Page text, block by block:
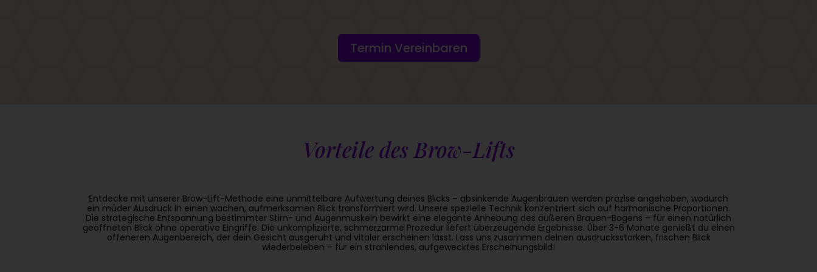
Termin Vereinbaren
Vorteile des Brow-Lifts
Entdecke mit unserer Brow-Lift-Methode eine unmittelbare Aufwertung deines Blicks – absinkende Augenbrauen werden präzise angehoben, wodurch
ein müder Ausdruck in einen wachen, aufmerksamen Blick transformiert wird. Unsere spezielle Technik konzentriert sich auf harmonische Proportionen.
Die strategische Entspannung bestimmter Stirn- und Augenmuskeln bewirkt eine elegante Anhebung des äußeren Brauen-Bogens – für einen natürlich
geöffneten Blick ohne operative Eingriffe. Die unkomplizierte, schmerzarme Prozedur liefert überzeugende Ergebnisse. Über 3-6 Monate genießt du einen
offeneren Augenbereich, der dein Gesicht ausgeruht und vitaler erscheinen lässt. Lass uns zusammen deinen ausdrucksstarken, frischen Blick
wiederbeleben – für ein strahlendes, aufgewecktes Erscheinungsbild!